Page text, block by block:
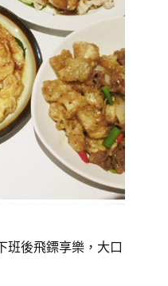
班後飛鏢享樂，大口